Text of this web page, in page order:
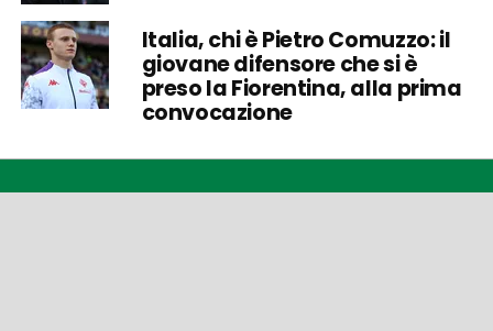
Italia, chi è Pietro Comuzzo: il
giovane difensore che si è
preso la Fiorentina, alla prima
convocazione